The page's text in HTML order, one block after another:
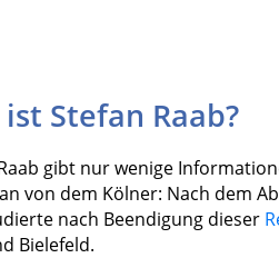
Stefan Raab?
gibt nur wenige
von dem Kölner: Nach dem
nach Beendigung dieser
Bielefeld.